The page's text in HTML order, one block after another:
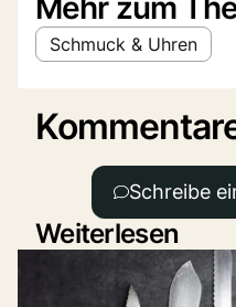
Mehr zum
Schmuck & Uhren
Schreibe
Weiterlesen